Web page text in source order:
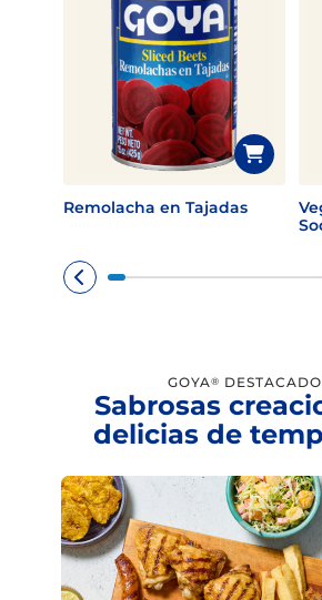
Remolacha en Tajadas
GOYA®
Sabrosas
delicias de